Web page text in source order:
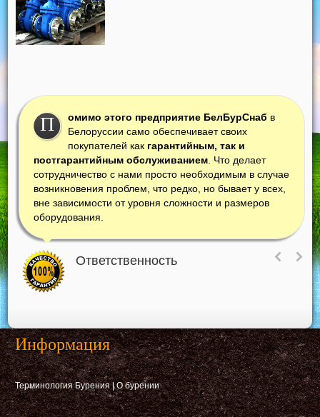
П омимо этого предприятие БелБурСнаб в
Белоруссии само обеспечивает своих
покупателей как гарантийным, так и
постгарантийным обслуживанием. Что делает
сотрудничество с нами просто необходимым в случае
возникновения проблем, что редко, но бывает у всех,
вне зависимости от уровня сложности и размеров
оборудования.
Ответственность
Информация
Терминология Бурения|О бурении